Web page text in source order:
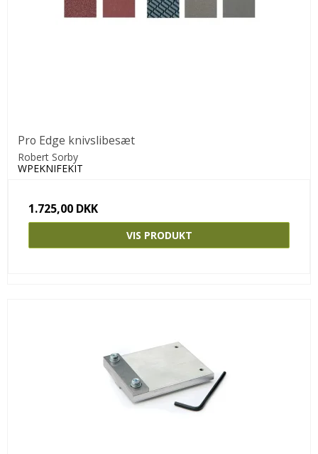
Pro Edge knivslibesæt
Robert Sorby
WPEKNIFEKIT
1.725,00 DKK
VIS PRODUKT